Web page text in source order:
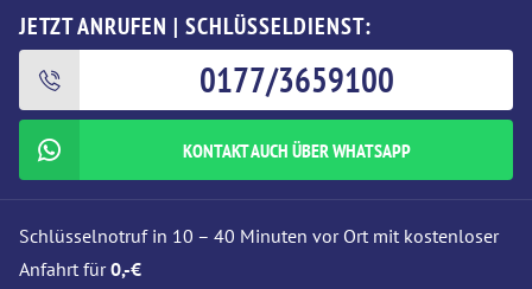
JETZT ANRUFEN | SCHLÜSSELDIENST:
0177/3659100
KONTAKT AUCH ÜBER WHATSAPP
Schlüsselnotruf in 10 – 40 Minuten vor Ort mit kostenloser
Anfahrt für0,-€